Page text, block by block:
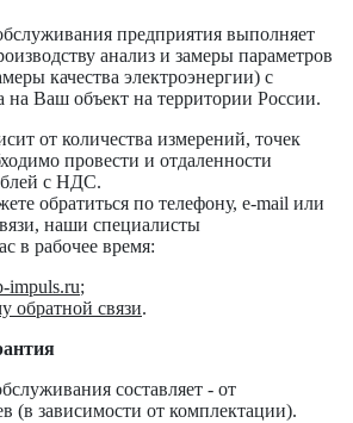
предприятия выполняет
анализ и замеры параметров
качества электроэнергии) с
на Ваш объект на территории России.
от количества измерений, точек
провести и отдаленности
с НДС.
обратиться по телефону, e-mail или
наши специалисты
в рабочее время:
impuls.ru;
обратной связи.
составляет - от
(в зависимости от комплектации).